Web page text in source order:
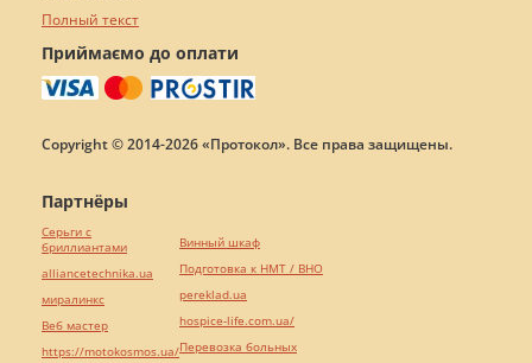
Полный текст
Приймаємо до оплати
Copyright © 2014-2026 «Протокол». Все права защищены.
Партнёры
Серьги с
бриллиантами
alliancetechnika.ua
миралинкс
Веб мастер
https://motokosmos.ua/
Винный шкаф
Подготовка к НМТ / ВНО
pereklad.ua
hospice-life.com.ua/
Перевозка больных